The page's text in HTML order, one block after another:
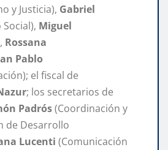
y Justicia), Gabriel
Miguel
Rossana
Pablo
el fiscal de
; los secretarios de
Padrós(Coordinación y
de Desarrollo
Lucenti (Comunicación